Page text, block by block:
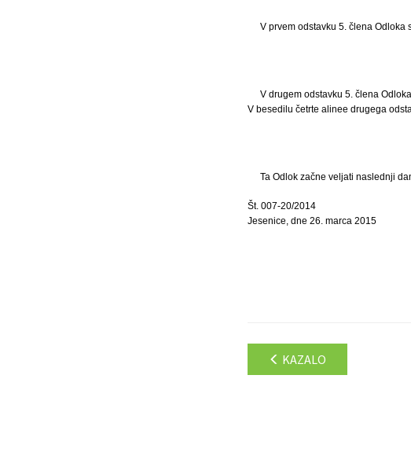
V prvem odstavku 5. člena Odloka
V drugem odstavku 5. člena
V besedilu četrte alinee drugega
Ta Odlok začne veljati naslednji
Št. 007-20/2014
Jesenice, dne 26. marca 2015
KAZALO